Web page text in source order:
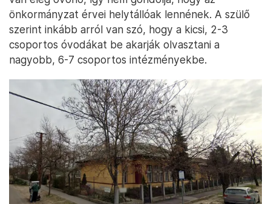
önkormányzat érvei helytállóak lennének. A szülő
szerint inkább arról van szó, hogy a kicsi, 2-3
csoportos óvodákat be akarják olvasztani a
nagyobb, 6-7 csoportos intézményekbe.